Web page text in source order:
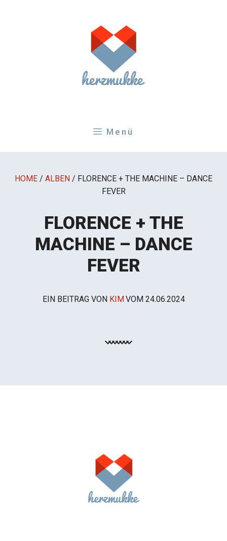
Menü
HOME / ALBEN / FLORENCE + THE MACHINE – DANCE
FEVER
FLORENCE + THE
MACHINE – DANCE
FEVER
EIN BEITRAG VON KIMVOM 24.06.2024